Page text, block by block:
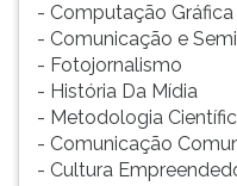
- Computação
- Comunicação e
- Fotojornalismo
- História Da Mídia
- Metodologia
- Comunicação
- Cultura